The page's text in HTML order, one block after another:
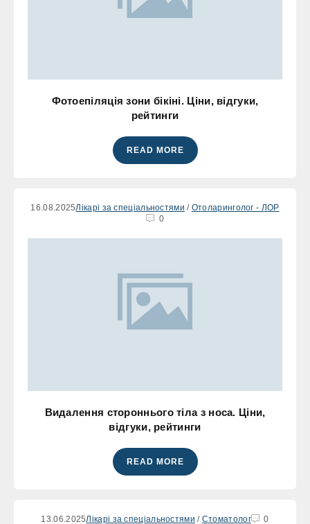
Фотоепіляція зони бікіні. Ціни, відгуки,
рейтинги
READ MORE
16.08.2025Лікарі за спеціальностями / Отоларинголог - ЛОР
0
Видалення стороннього тіла з носа. Ціни,
відгуки, рейтинги
READ MORE
13.06.2025Лікарі за спеціальностями / Стоматолог 0